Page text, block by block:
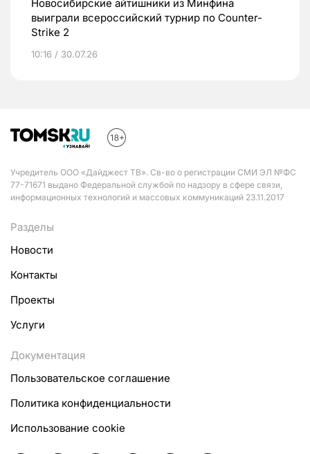
Новосибирские айтишники из Минфина
выиграли всероссийский турнир по Counter-
Strike 2
10:16 / 30.07.26
Учредитель ООО «Дайджест ТВ». Св-во о регистрации СМИ ЭЛ №ФС
77-71671 выдано Федеральной службой по надзору в сфере связи,
информационных технологий и массовых коммуникаций 23.11.2017
Разделы
Новости
Контакты
Проекты
Услуги
Документация
Пользовательское соглашение
Политика конфиденциальности
Использование cookie